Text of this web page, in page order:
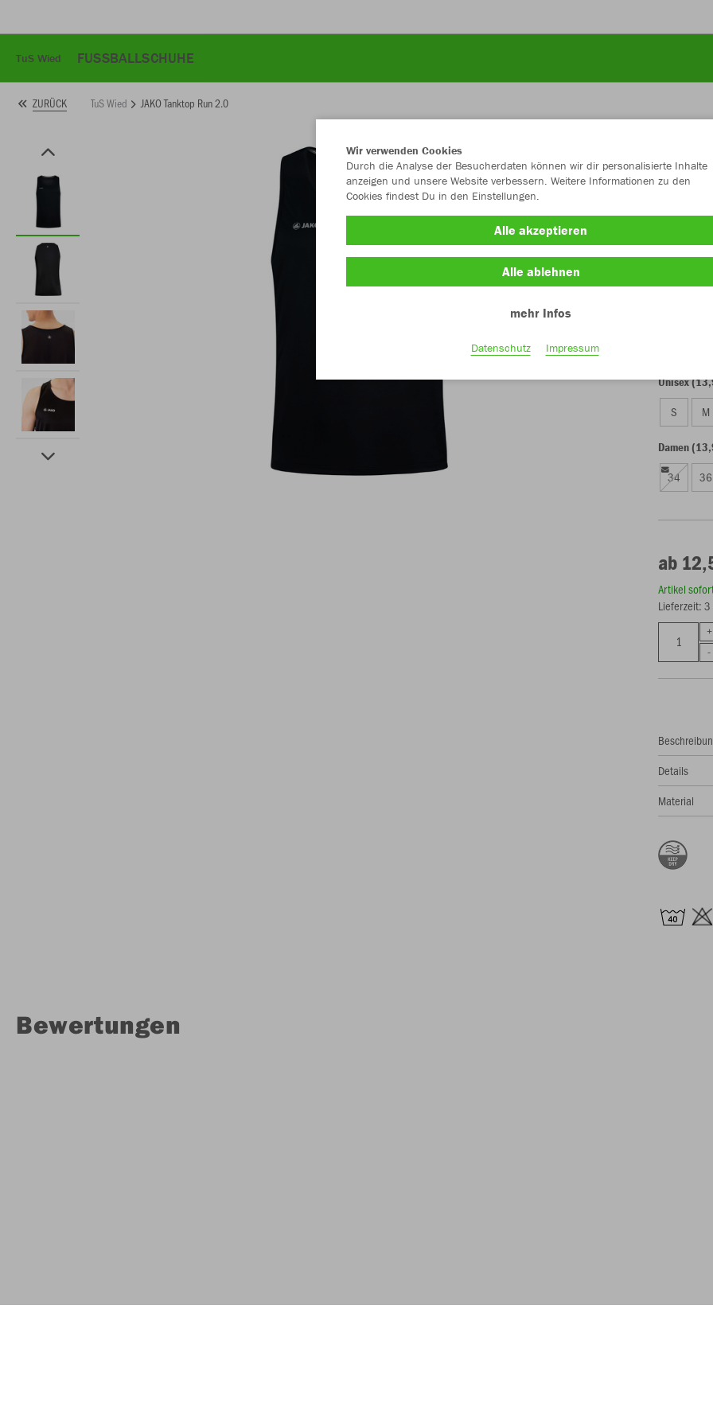
TuS Wied FUSSBALLSCHUHE
ZURÜCK TuS Wied JAKO Tanktop Run 2.0
Unisex
S M
Damen
34 36
ab
Artikel
Lieferzeit: 3
Details
Material
Bewertungen
Wir verwenden Cookies
Durch die Analyse der Besucherdaten können wir dir personalisierte Inhalte
anzeigen und unsere Website verbessern. Weitere Informationen zu den
Cookies findest Du in den Einstellungen.
Alle akzeptieren
Alle ablehnen
mehr Infos
Datenschutz Impressum